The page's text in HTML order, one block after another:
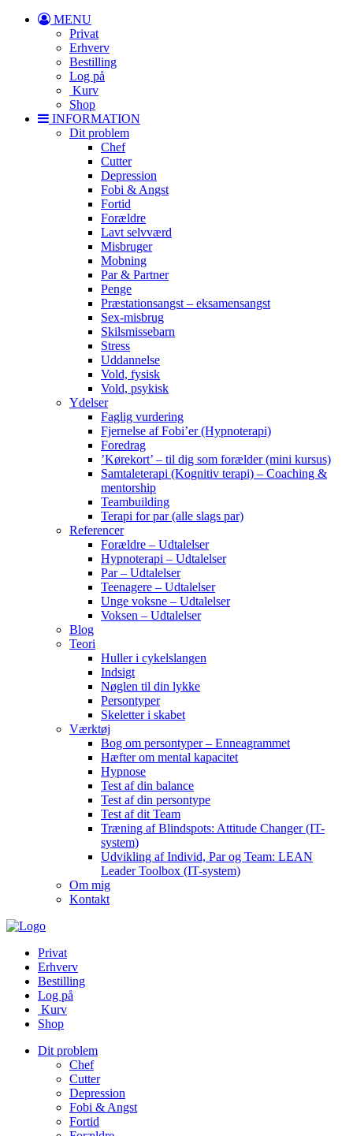
MENU
Privat
Erhverv
Bestilling
Log på
Kurv
Shop
INFORMATION
Dit problem
Chef
Cutter
Depression
Fobi & Angst
Fortid
Forældre
Lavt selvværd
Misbruger
Mobning
Par & Partner
Penge
Præstationsangst – eksamensangst
Sex-misbrug
Skilsmissebarn
Stress
Uddannelse
Vold, fysisk
Vold, psykisk
Ydelser
Faglig vurdering
Fjernelse af Fobi’er (Hypnoterapi)
Foredrag
’Kørekort’ – til dig som forælder (mini kursus)
Samtaleterapi (Kognitiv terapi) – Coaching &
mentorship
Teambuilding
Terapi for par (alle slags par)
Referencer
Forældre – Udtalelser
Hypnoterapi – Udtalelser
Par – Udtalelser
Teenagere – Udtalelser
Unge voksne – Udtalelser
Voksen – Udtalelser
Blog
Teori
Huller i cykelslangen
Indsigt
Nøglen til din lykke
Persontyper
Skeletter i skabet
Værktøj
Bog om persontyper – Enneagrammet
Hæfter om mental kapacitet
Hypnose
Test af din balance
Test af din persontype
Test af dit Team
Træning af Blindspots: Attitude Changer (IT-
system)
Udvikling af Individ, Par og Team: LEAN
Leader Toolbox (IT-system)
Om mig
Kontakt
Privat
Erhverv
Bestilling
Log på
Kurv
Shop
Dit problem
Chef
Cutter
Depression
Fobi & Angst
Fortid